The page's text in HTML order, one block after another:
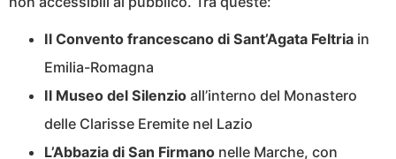
Il Convento francescano di Sant’Agata Feltria in
Emilia-Romagna
Il Museo del Silenzio all’interno del Monastero
delle Clarisse Eremite nel Lazio
L’Abbazia di San Firmano nelle Marche, con